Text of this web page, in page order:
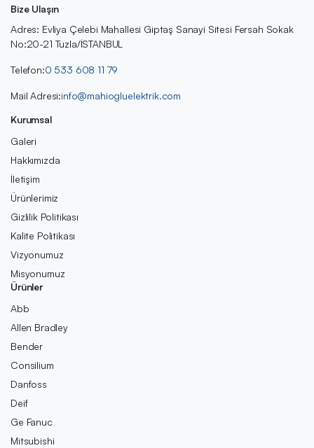
Bize Ulaşın
Adres: Evliya Çelebi Mahallesi Giptaş Sanayi Sitesi Fersah Sokak
No:20-21 Tuzla/İSTANBUL
Telefon:0 533 608 11 79
Mail Adresi:info@mahiogluelektrik.com
Kurumsal
Galeri
Hakkımızda
İletişim
Ürünlerimiz
Gizlilik Politikası
Kalite Politikası
Vizyonumuz
Misyonumuz
Ürünler
Abb
Allen Bradley
Bender
Consilium
Danfoss
Deif
Ge Fanuc
Mitsubishi